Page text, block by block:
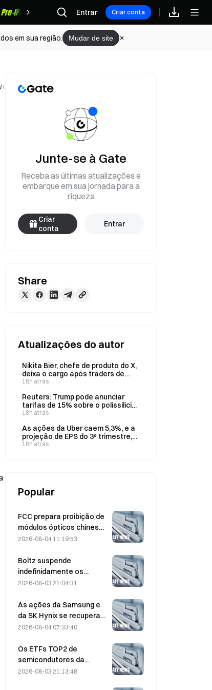
Recompensas
Entrar Criar conta
em sua região. Mudar de site
Junte-se à Gate
Receba as últimas atualizações e
embarque em sua jornada para a
riqueza
Criar
conta
Entrar
Share
Atualizações do autor
Nikita Bier, chefe de produto do X,
deixa o cargo após traders de
criptomoedas acusá-lo de
gestão
18h atrás
Reuters: Trump pode anunciar
tarifas de 15% sobre o polissilício
e um preço mínimo já em 6 de
18h atrás
As ações da Uber caem 5,3%, e a
projeção de EPS do 3º trimestre,
de US$ 0,86, fica abaixo das
18h atrás
Popular
FCC prepara proibição de
módulos ópticos chineses
para data centers;
da Xinyuan sofre impacto
de 27%
2026-08-04 11:19:53
Boltz suspende
indefinidamente os
serviços de bridge do
assistidos por IA
2026-08-03 21:04:31
As ações da Samsung e
da SK Hynix se recuperam
de perdas de 5% com
2026-08-04 07:33:40
Os ETFs TOP2 de
semicondutores da
Coreia do Sul despencam
2026-08-03 21:13:48